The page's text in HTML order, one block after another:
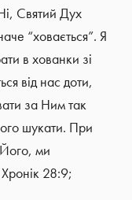
Святий Дух
“ховається”. Я
в хованки зі
від нас доти,
за Ним так
шукати. При
ми
28:9;